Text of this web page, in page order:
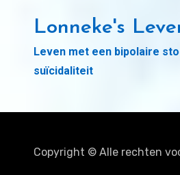
Lonneke's
Leven met een bipolaire
suïcidaliteit
Copyright © Alle rechten